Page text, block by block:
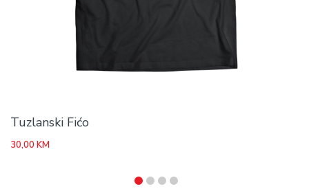
Tuzlanski Fićo
30,00 KM